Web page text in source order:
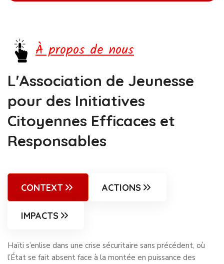
À propos de nous
L'Association de Jeunesse
pour des Initiatives
Citoyennes Efficaces et
Responsables
CONTEXT ACTIONS
IMPACTS
Haïti s’enlise dans une crise sécuritaire sans précédent, où
l’État se fait absent face à la montée en puissance des